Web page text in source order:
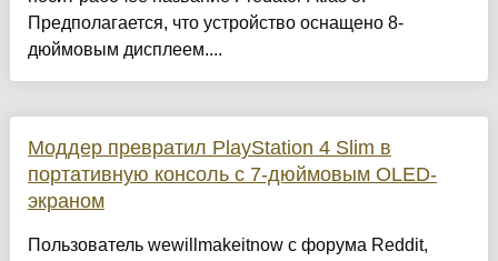
Предполагается, что устройство оснащено 8-
дюймовым дисплеем....
Моддер превратил PlayStation 4 Slim в
портативную консоль с 7-дюймовым OLED-
экраном
Пользователь wewillmakeitnow с форума Reddit,